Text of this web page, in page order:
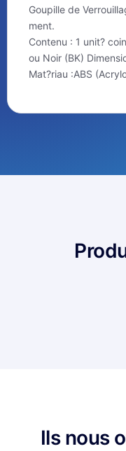
Goupille de
ment.
Contenu : 1 unit?
ou Noir (BK)
Mat?riau :ABS
Ils nous